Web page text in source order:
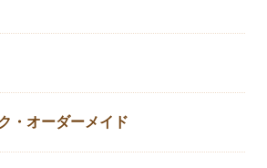
・ オーダーメイド